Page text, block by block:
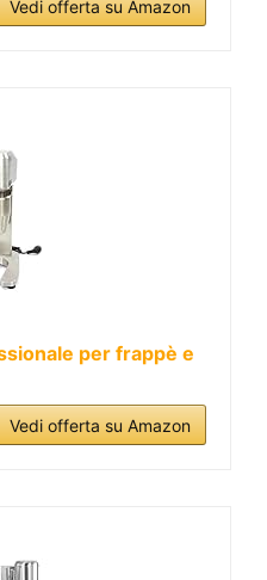
Vedi offerta su Amazon
per frappè e
Vedi offerta su Amazon